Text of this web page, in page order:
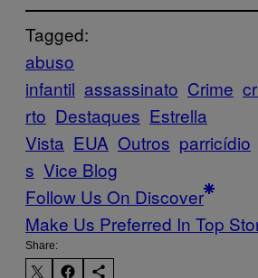
Tagged:
abuso
infantil assassinato Crime
rto Destaques Estrella
Vista EUA Outros parricídio
s Vice Blog
Follow Us On Discover
Make Us Preferred In Top
Share: